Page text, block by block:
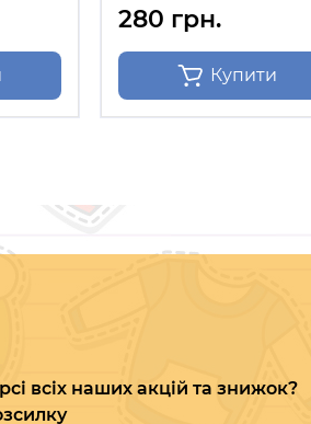
280 грн.
Купити
всіх наших акцій та знижок?